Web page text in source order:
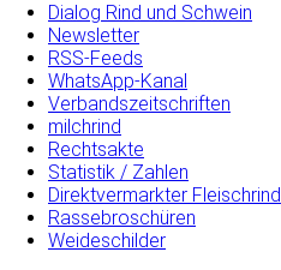
Dialog Rind und Schwein
Newsletter
RSS-Feeds
WhatsApp-Kanal
Verbandszeitschriften
milchrind
Rechtsakte
Statistik / Zahlen
Direktvermarkter Fleischrind
Rassebroschüren
Weideschilder